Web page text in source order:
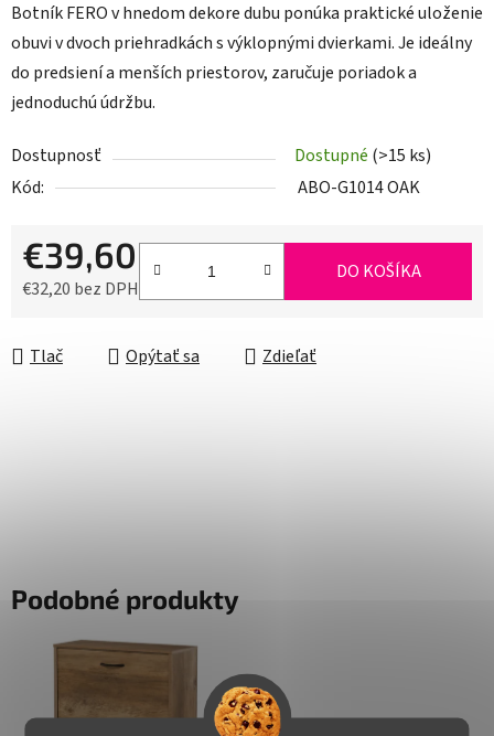
Botník FERO v hnedom dekore dubu ponúka praktické uloženie
obuvi v dvoch priehradkách s výklopnými dvierkami. Je ideálny
do predsiení a menších priestorov, zaručuje poriadok a
jednoduchú údržbu.
Dostupnosť Dostupné (>15 ks)
Kód:
ABO-G1014 OAK
€39,60
€32,20 bez DPH
DO KOŠÍKA
Tlač Opýtať sa Zdieľať
Podobné produkty